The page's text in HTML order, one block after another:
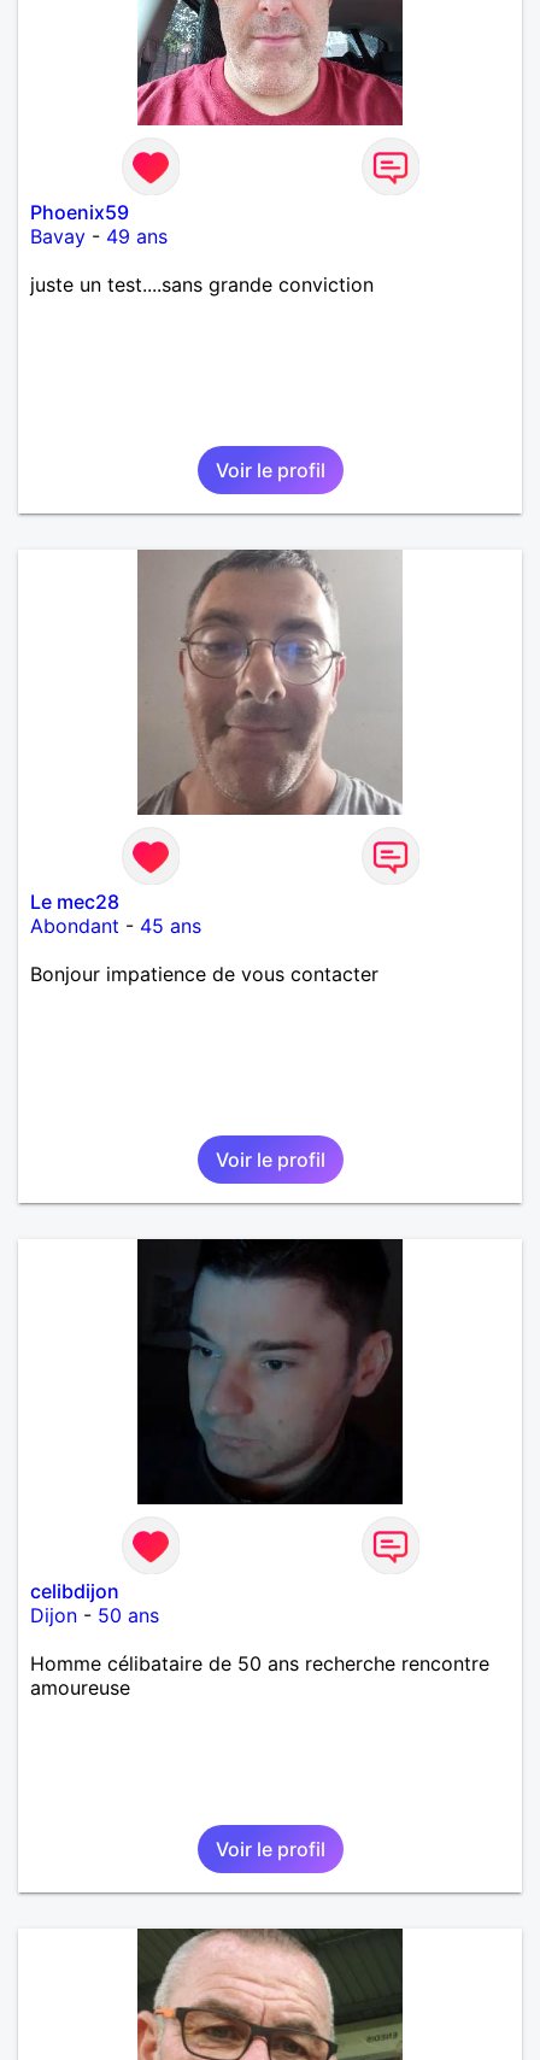
Phoenix59
Bavay - 49 ans
juste un test....sans grande conviction
Voir le profil
Le mec28
Abondant - 45 ans
Bonjour impatience de vous contacter
Voir le profil
celibdijon
Dijon - 50 ans
Homme célibataire de 50 ans recherche rencontre
amoureuse
Voir le profil